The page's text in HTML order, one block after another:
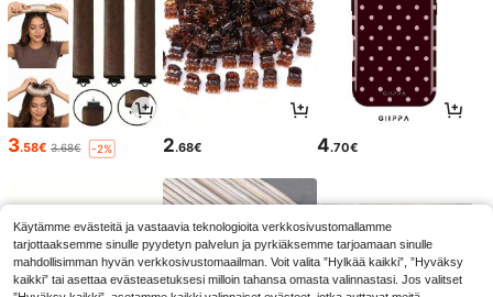
3.58€ 3.68€ -2% 2.68€ 4.70€
Käytämme evästeitä ja vastaavia teknologioita verkkosivustomallamme
tarjottaaksemme sinulle pyydetyn palvelun ja pyrkiäksemme tarjoamaan sinulle
mahdollisimman hyvän verkkosivustomaailman. Voit valita ”Hylkää kaikki”, ”Hyväksy
kaikki” tai asettaa evästeasetuksesi milloin tahansa omasta valinnastasi. Jos valitset